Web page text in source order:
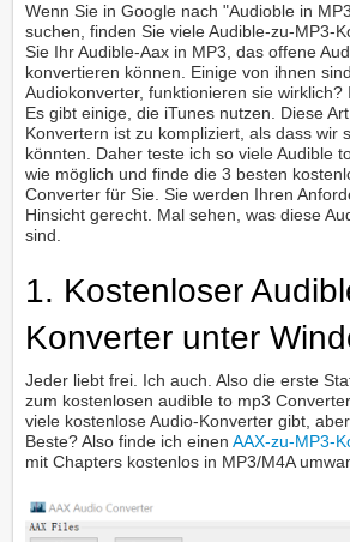
Wenn Sie in Google nach "Audioble in
suchen, finden Sie viele Audible-zu-MP3-
Sie Ihr Audible-Aax in MP3, das offene
konvertieren können. Einige von ihnen
Audiokonverter, funktionieren sie wirklich?
Es gibt einige, die iTunes nutzen. Diese
Konvertern ist zu kompliziert, als dass wir
könnten. Daher teste ich so viele Audible
wie möglich und finde die 3 besten
Converter für Sie. Sie werden Ihren
Hinsicht gerecht. Mal sehen, was diese
sind.
1. Kostenloser
Konverter unter
Jeder liebt frei. Ich auch. Also die erste
zum kostenlosen audible to mp3
viele kostenlose Audio-Konverter gibt,
Beste? Also finde ich einenAAX-zu-MP3-
mit Chapters kostenlos in MP3/M4A